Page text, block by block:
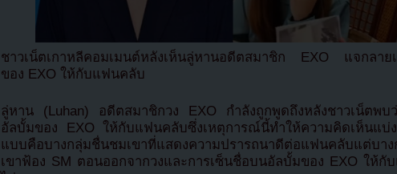
ชาวเน็ตเกาหลีคอมเมนต์หลังเห็นลู่หานอดีตสมาชิก EXO แจกลาย
ของ EXO ให้กับแฟนคลับ
ลู่หาน (Luhan) อดีตสมาชิกวง EXO กำลังถูกพูดถึงหลังชาวเน็ตพบว่
อัลบั้มของ EXO ให้กับแฟนคลับซึ่งเหตุการณ์นี้ทำให้ความคิดเห็นแบ่ง
แบบคือบางกลุ่มชื่นชมเขาที่แสดงความปรารถนาดีต่อแฟนคลับแต่บาง
เขาฟ้อง SM ตอนออกจากวงและการเซ็นชื่อบนอัลบั้มของ EXO ให้